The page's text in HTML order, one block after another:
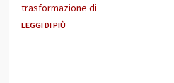
trasformazione di
LEGGI DI PIÙ